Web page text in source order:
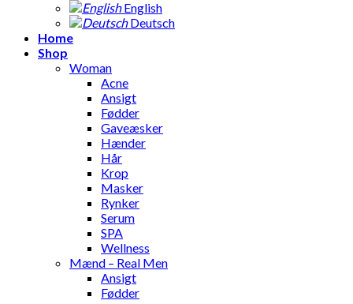
English
Deutsch
Home
Shop
Woman
Acne
Ansigt
Fødder
Gaveæsker
Hænder
Hår
Krop
Masker
Rynker
Serum
SPA
Wellness
Mænd – Real Men
Ansigt
Fødder